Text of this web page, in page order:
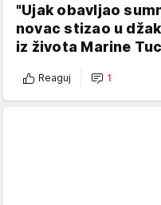
"Ujak obavljao
novac stizao u
iz života Marine
Reaguj 1